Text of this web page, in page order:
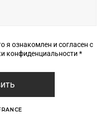
ознакомлен и согласен с
условиями оферты и политики конфиденциальности *